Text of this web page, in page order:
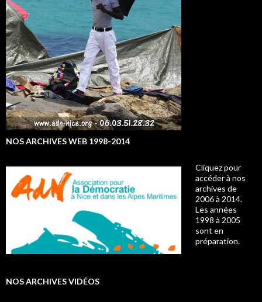
NOS ARCHIVES WEB 1998-2014
Cliquez pour
accéder à nos
archives de
2006 à 2014.
Les années
1998 à 2005
sont en
préparation.
NOS ARCHIVES VIDÉOS